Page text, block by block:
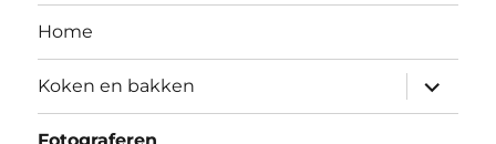
Home
Koken en bakken